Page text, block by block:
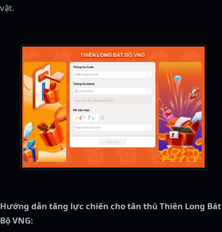
vật.
Hướng dẫn tăng lực chiến cho tân thủ Thiên Long Bát
Bộ VNG: